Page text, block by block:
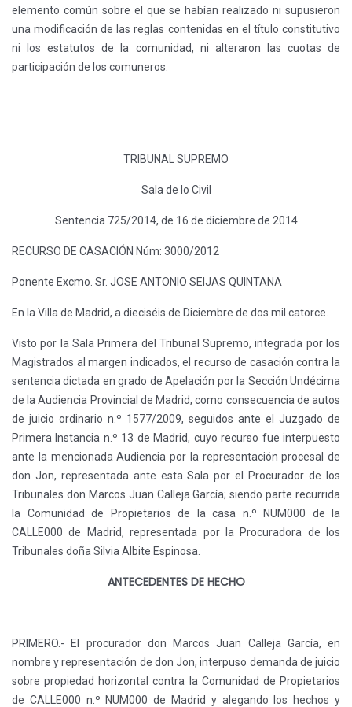
elemento común sobre el que se habían realizado ni supusieron
una modificación de las reglas contenidas en el título constitutivo
ni los estatutos de la comunidad, ni alteraron las cuotas de
participación de los comuneros.
TRIBUNAL SUPREMO
Sala de lo Civil
Sentencia 725/2014, de 16 de diciembre de 2014
RECURSO DE CASACIÓN Núm: 3000/2012
Ponente Excmo. Sr. JOSE ANTONIO SEIJAS QUINTANA
En la Villa de Madrid, a dieciséis de Diciembre de dos mil catorce.
Visto por la Sala Primera del Tribunal Supremo, integrada por los
Magistrados al margen indicados, el recurso de casación contra la
sentencia dictada en grado de Apelación por la Sección Undécima
de la Audiencia Provincial de Madrid, como consecuencia de autos
de juicio ordinario n.º 1577/2009, seguidos ante el Juzgado de
Primera Instancia n.º 13 de Madrid, cuyo recurso fue interpuesto
ante la mencionada Audiencia por la representación procesal de
don Jon, representada ante esta Sala por el Procurador de los
Tribunales don Marcos Juan Calleja García; siendo parte recurrida
la Comunidad de Propietarios de la casa n.º NUM000 de la
CALLE000 de Madrid, representada por la Procuradora de los
Tribunales doña Silvia Albite Espinosa.
ANTECEDENTES DE HECHO
PRIMERO.- El procurador don Marcos Juan Calleja García, en
nombre y representación de don Jon, interpuso demanda de juicio
sobre propiedad horizontal contra la Comunidad de Propietarios
de CALLE000 n.º NUM000 de Madrid y alegando los hechos y